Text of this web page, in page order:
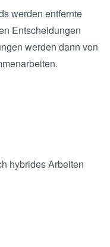
werden entfernte
Entscheidungen
werden dann von
hybrides Arbeiten